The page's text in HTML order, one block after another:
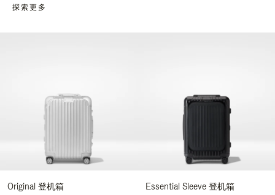
探索更多
Original 登机箱
Essential Sleeve 登机箱